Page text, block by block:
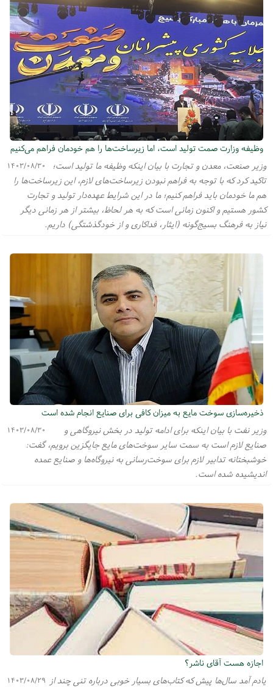
وظیفه وزارت صمت تولید است، اما زیرساخت‌ها را هم خودمان فراهم می‌کنیم
۱۴۰۳/۰۸/۳۰
وزیر صنعت، معدن و تجارت با بیان اینکه وظیفه ما تولید است؛
تاکید کرد که با توجه به فراهم نبودن زیرساخت‌های لازم، این زیرساخت‌ها را
هم ما خودمان باید فراهم کنیم؛ ما در این شرایط عهده‌دار تولید و تجارت
کشور هستیم و اکنون زمانی است که به هر لحاظ، بیشتر از هر زمانی دیگر
نیاز به فرهنگ بسیج‌گونه (ایثار، فداکاری و از خودگذشتگی) داریم.
ذخیره‌سازی سوخت مایع به میزان کافی برای صنایع انجام شده است
۱۴۰۳/۰۸/۳۰
وزیر نفت با بیان اینکه برای ادامه تولید در بخش نیروگاهی و
صنایع لازم است به سمت سایر سوخت‌های مایع جایگزین برویم، گفت:
خوشبختانه تدابیر لازم برای سوخت‌رسانی به نیروگاه‌ها و صنایع عمده
اندیشیده شده است.
اجازه هست آقای ناشر؟
۱۴۰۳/۰۸/۲۹
یادم آمد سال‌ها پیش که کتاب‌های بسیار خوبی درباره تنی چند از